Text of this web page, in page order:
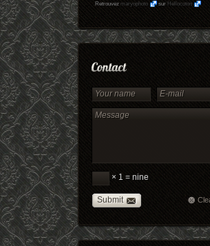
Retrouvezmaryophoto surHellocoton
× 1 = nine
Submit